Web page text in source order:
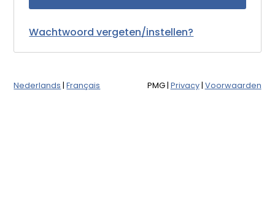
Wachtwoord vergeten/instellen?
Nederlands |Français PMG| Privacy| Voorwaarden